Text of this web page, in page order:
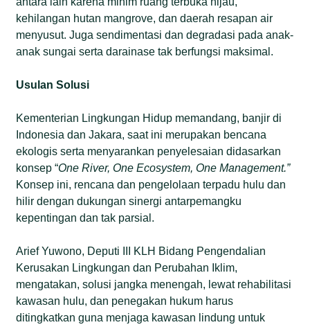
kehilangan hutan mangrove, dan daerah resapan air
menyusut. Juga sendimentasi dan degradasi pada anak-
anak sungai serta darainase tak berfungsi maksimal.
Usulan Solusi
Kementerian Lingkungan Hidup memandang, banjir di
Indonesia dan Jakara, saat ini merupakan bencana
ekologis serta menyarankan penyelesaian didasarkan
konsep “One River, One Ecosystem, One Management.”
Konsep ini, rencana dan pengelolaan terpadu hulu dan
hilir dengan dukungan sinergi antarpemangku
kepentingan dan tak parsial.
Arief Yuwono, Deputi III KLH Bidang Pengendalian
Kerusakan Lingkungan dan Perubahan Iklim,
mengatakan, solusi jangka menengah, lewat rehabilitasi
kawasan hulu, dan penegakan hukum harus
ditingkatkan guna menjaga kawasan lindung untuk